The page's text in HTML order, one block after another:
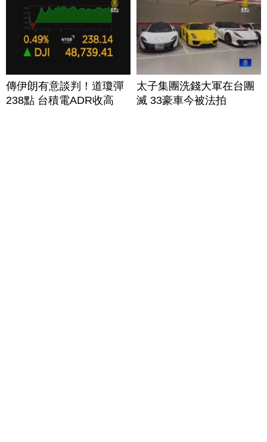
傳伊朗有意談判！道瓊彈
238點 台積電ADR收高
太子集團洗錢大軍在台團
滅 33豪車今被法拍